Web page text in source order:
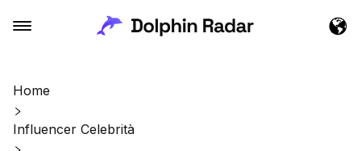
Home
Influencer Celebrità